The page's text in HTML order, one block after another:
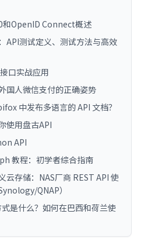
和OpenID Connect概述
API测试定义、测试方法与高效
口实战应用
国人微信支付的正确姿势
中发布多语言的 API 文档？
使用盘古API
API
教程：初学者综合指南
云存储：NAS厂商 REST API 使
QNAP）
是什么？如何在巴西和荷兰使